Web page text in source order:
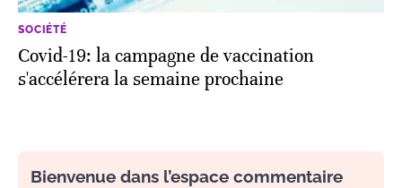
SOCIÉTÉ
Covid-19: la campagne de vaccination
s'accélérera la semaine prochaine
Bienvenue dans l’espace commentaire